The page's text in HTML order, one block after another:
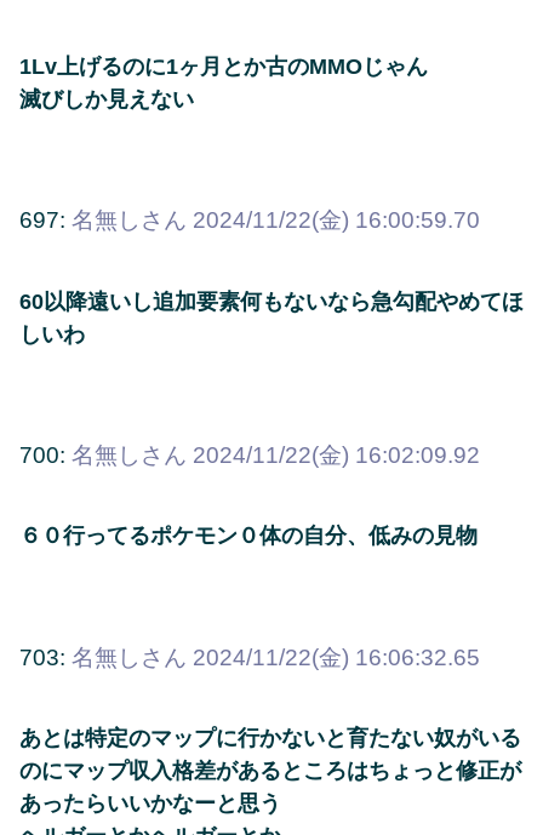
1Lv上げるのに1ヶ月とか古のMMOじゃん
滅びしか見えない
697: 名無しさん 2024/11/22(金) 16:00:59.70
60以降遠いし追加要素何もないなら急勾配やめてほ
しいわ
700: 名無しさん 2024/11/22(金) 16:02:09.92
６０行ってるポケモン０体の自分、低みの見物
703: 名無しさん 2024/11/22(金) 16:06:32.65
あとは特定のマップに行かないと育たない奴がいる
のにマップ収入格差があるところはちょっと修正が
あったらいいかなーと思う